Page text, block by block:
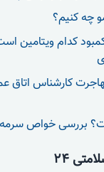
چه کنیم؟
کدام ویتامین
کارشناس اتاق
بررسی خواص
24